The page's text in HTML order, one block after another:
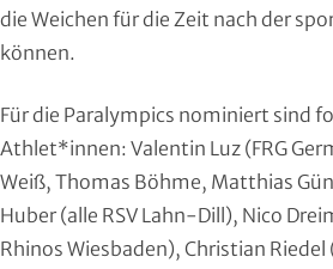
die Weichen für die Zeit nach der
können.
Für die Paralympics nominiert sind
Athlet*innen: Valentin Luz (FRG
Weiß, Thomas Böhme, Matthias
Huber (alle RSV Lahn-Dill), Nico
Rhinos Wiesbaden), Christian Riedel
Triathlon
Volleyball